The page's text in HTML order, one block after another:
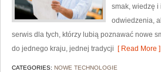
smak, wiedzę i
odwiedzenia,
serwis dla tych, którzy lubią poznawać nowe
do jednego kraju, jednej tradycji [ Read More ]
CATEGORIES: NOWE TECHNOLOGIE